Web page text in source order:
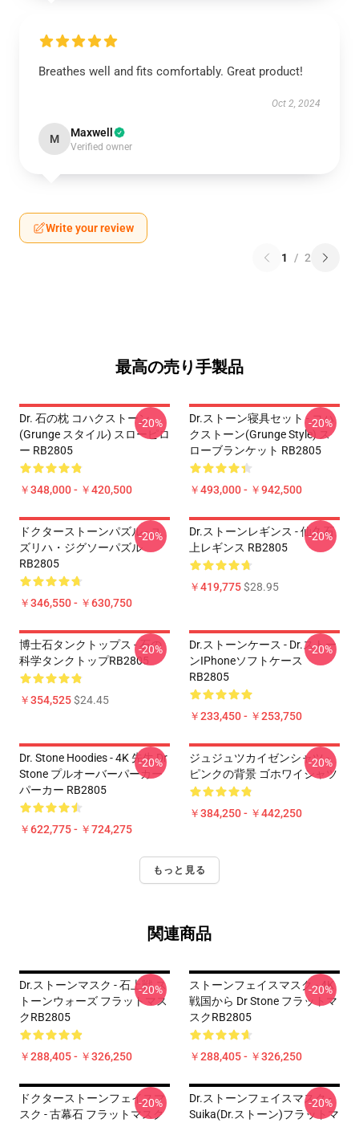
Breathes well and fits comfortably. Great product!
Oct 2, 2024
M Maxwell
Verified owner
Write your review
1 / 2
最高の売り手製品
Dr. 石の枕 コハクストーン
(Grunge スタイル) スローピロ
ー RB2805
￥348,000 - ￥420,500
-20%
Dr.ストーン寝具セット - コハ
クストーン(Grunge Style) ス
ローブランケット RB2805
￥493,000 - ￥942,500
-20%
ドクターストーンパズル - ユ
ズリハ・ジグソーパズル
RB2805
￥346,550 - ￥630,750
-20%
Dr.ストーンレギンス - 仙久石
上レギンス RB2805
￥419,775$28.95
-20%
博士石タンクトップス - 石の
科学タンクトップRB2805
￥354,525$24.45
-20%
Dr.ストーンケース - Dr.ストー
ンiPhoneソフトケース
RB2805
￥233,450 - ￥253,750
-20%
Dr. Stone Hoodies - 4K 先生 Dr
Stone プルオーバーパーカー
パーカー RB2805
￥622,775 - ￥724,275
-20%
ジュジュツカイゼンシャツ -
ピンクの背景 ゴホワイシャツ
￥384,250 - ￥442,250
-20%
もっと見る
関連商品
Dr.ストーンマスク - 石上戦 ス
トーンウォーズ フラットマス
クRB2805
￥288,405 - ￥326,250
-20%
ストーンフェイスマスク - 4K
戦国から Dr Stone フラットマ
スクRB2805
￥288,405 - ￥326,250
-20%
ドクターストーンフェイスマ
スク - 古幕石 フラットマスク
-20%
Dr.ストーンフェイスマスク -
Suika(Dr.ストーン)フラットマ
-20%